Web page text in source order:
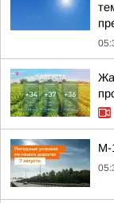
М-